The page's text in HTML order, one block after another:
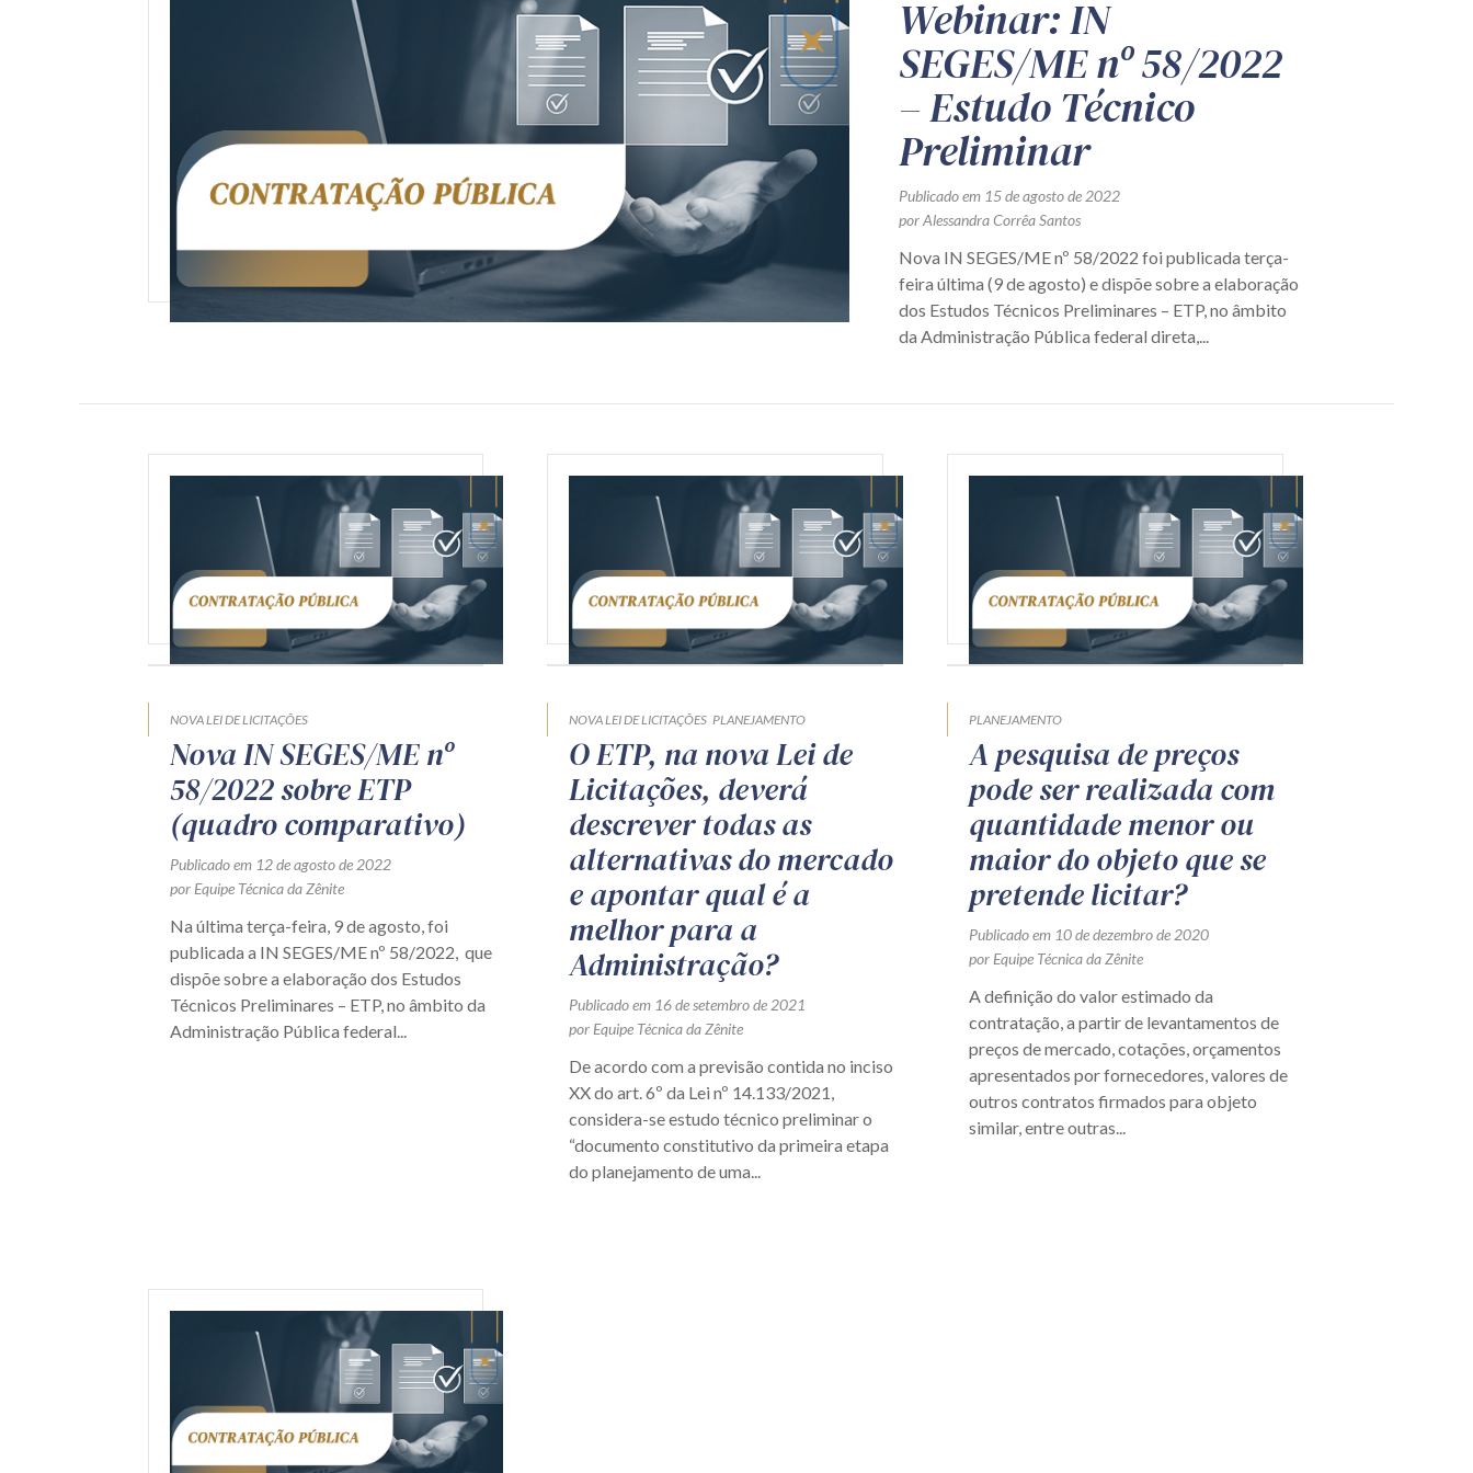
Webinar: IN
SEGES/ME nº 58/2022
– Estudo Técnico
Preliminar
Publicado em 15 de agosto de 2022
por Alessandra Corrêa Santos
Nova IN SEGES/ME nº 58/2022 foi publicada terça-
feira última (9 de agosto) e dispõe sobre a elaboração
dos Estudos Técnicos Preliminares – ETP, no âmbito
da Administração Pública federal direta,...
NOVA LEI DE LICITAÇÕES
Nova IN SEGES/ME nº
58/2022 sobre ETP
(quadro comparativo)
Publicado em 12 de agosto de 2022
por Equipe Técnica da Zênite
Na última terça-feira, 9 de agosto, foi
publicada a IN SEGES/ME nº 58/2022, que
dispõe sobre a elaboração dos Estudos
Técnicos Preliminares – ETP, no âmbito da
Administração Pública federal...
NOVA LEI DE LICITAÇÕES PLANEJAMENTO
O ETP, na nova Lei de
Licitações, deverá
descrever todas as
alternativas do mercado
e apontar qual é a
melhor para a
Administração?
Publicado em 16 de setembro de 2021
por Equipe Técnica da Zênite
De acordo com a previsão contida no inciso
XX do art. 6º da Lei nº 14.133/2021,
considera-se estudo técnico preliminar o
“documento constitutivo da primeira etapa
do planejamento de uma...
PLANEJAMENTO
A pesquisa de preços
pode ser realizada com
quantidade menor ou
maior do objeto que se
pretende licitar?
Publicado em 10 de dezembro de 2020
por Equipe Técnica da Zênite
A definição do valor estimado da
contratação, a partir de levantamentos de
preços de mercado, cotações, orçamentos
apresentados por fornecedores, valores de
outros contratos firmados para objeto
similar, entre outras...